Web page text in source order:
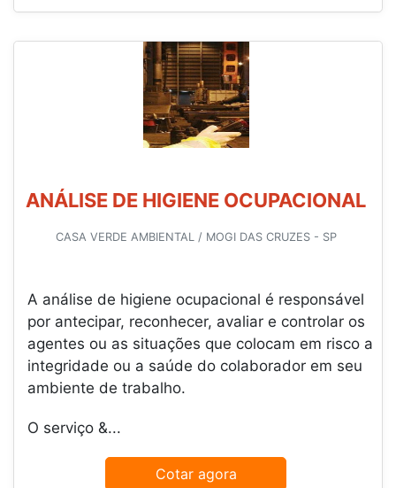
ANÁLISE DE HIGIENE OCUPACIONAL
CASA VERDE AMBIENTAL / MOGI DAS CRUZES - SP
A análise de higiene ocupacional é responsável
por antecipar, reconhecer, avaliar e controlar os
agentes ou as situações que colocam em risco a
integridade ou a saúde do colaborador em seu
ambiente de trabalho.
O serviço &...
Cotar agora